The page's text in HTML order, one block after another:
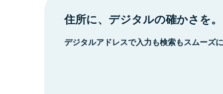
住所に、デジタルの確かさを。
デジタルアドレスで入力も検索もスムーズ